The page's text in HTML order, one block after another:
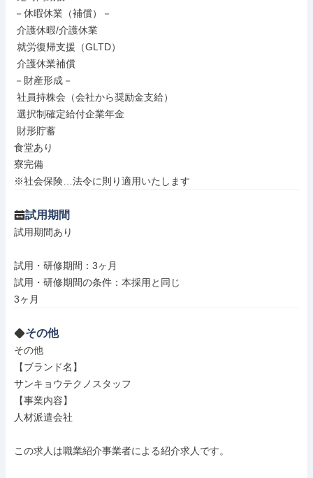
－休暇休業（補償）－
－財産形成－
食堂あり
寮完備
※社会保険…法令に則り適用いたします
試用期間
試用期間あり
試用・研修期間：3ヶ月
試用・研修期間の条件：本採用と同じ
その他
その他
【ブランド名】
サンキョウテクノスタッフ
【事業内容】
人材派遣会社
この求人は職業紹介事業者による紹介求人です。